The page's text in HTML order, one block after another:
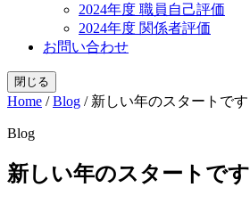
2024年度 職員自己評価
2024年度 関係者評価
お問い合わせ
閉じる
Home /Blog / 新しい年のスタートです
Blog
新しい年のスタートです